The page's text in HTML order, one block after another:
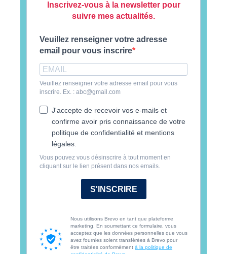
Inscrivez-vous à la newsletter pour
suivre mes actualités.
Veuillez renseigner votre adresse
email pour vous inscrire
Veuillez renseigner votre adresse email pour vous
inscrire. Ex. : abc@gmail.com
J'accepte de recevoir vos e-mails et
confirme avoir pris connaissance de votre
politique de confidentialité et mentions
légales.
Vous pouvez vous désinscrire à tout moment en
cliquant sur le lien présent dans nos emails.
S'INSCRIRE
Nous utilisons Brevo en tant que plateforme
marketing. En soumettant ce formulaire, vous
acceptez que les données personnelles que vous
avez fournies soient transférées à Brevo pour
être traitées conformément à la politique de